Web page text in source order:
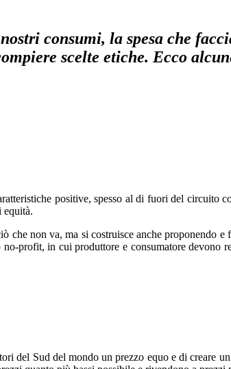
consumi, la spesa che
scelte etiche. Ecco
positive, spesso al di fuori del
equità.
che non va, ma si costruisce anche proponendo
profit, in cui produttore e consumatore
del Sud del mondo un prezzo equo e di creare